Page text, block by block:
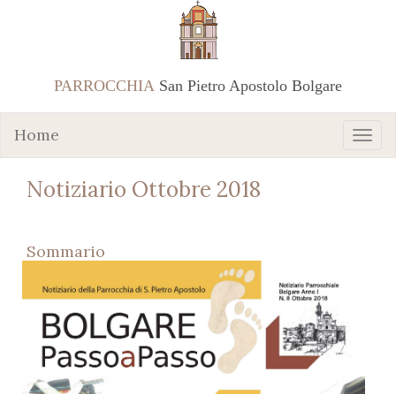
PARROCCHIA San Pietro Apostolo Bolgare
Home
Notiziario Ottobre 2018
Sommario